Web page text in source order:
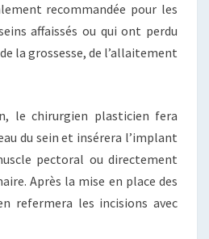
recommandée pour les
affaissés ou qui ont perdu
la grossesse, de l’allaitement
le chirurgien plasticien fera
du sein et insérera l’implant
pectoral ou directement
Après la mise en place des
refermera les incisions avec